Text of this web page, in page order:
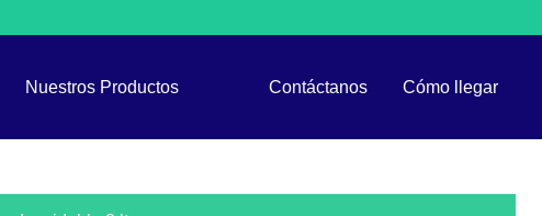
Nuestros Productos Contáctanos Cómo llegar